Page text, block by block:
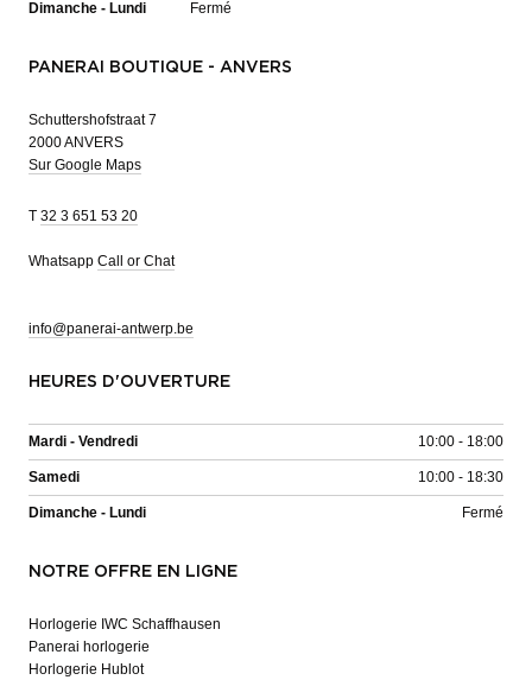
Dimanche - Lundi Fermé
PANERAI BOUTIQUE - ANVERS
Schuttershofstraat 7
2000 ANVERS
Sur Google Maps
T 32 3 651 53 20
Whatsapp Call or Chat
info@panerai-antwerp.be
HEURES D'OUVERTURE
Mardi - Vendredi 10:00 - 18:00
Samedi 10:00 - 18:30
Dimanche - Lundi Fermé
NOTRE OFFRE EN LIGNE
Horlogerie IWC Schaffhausen
Panerai horlogerie
Horlogerie Hublot